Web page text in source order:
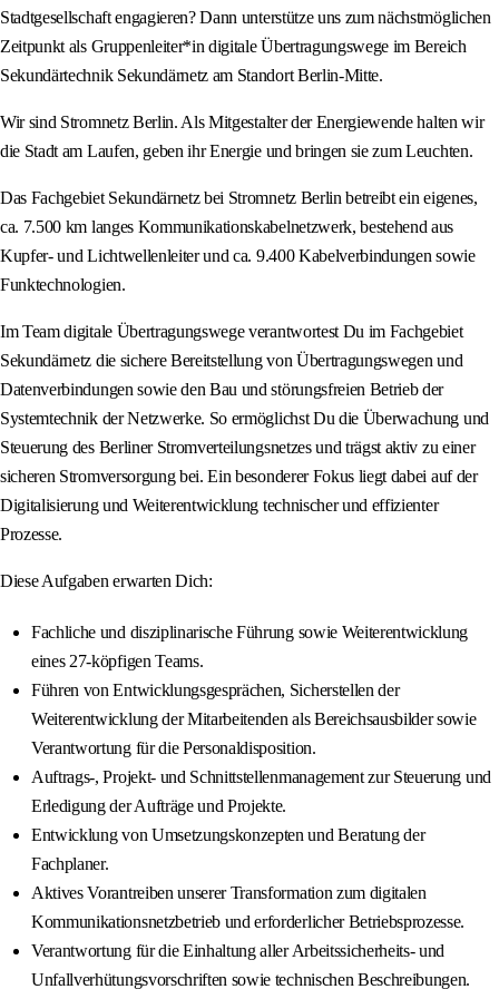
Stadtgesellschaft engagieren? Dann unterstütze uns zum nächstmöglichen
Zeitpunkt als Gruppenleiter*in digitale Übertragungswege im Bereich
Sekundärtechnik Sekundärnetz am Standort Berlin-Mitte.
Wir sind Stromnetz Berlin. Als Mitgestalter der Energiewende halten wir
die Stadt am Laufen, geben ihr Energie und bringen sie zum Leuchten.
Das Fachgebiet Sekundärnetz bei Stromnetz Berlin betreibt ein eigenes,
ca. 7.500 km langes Kommunikationskabelnetzwerk, bestehend aus
Kupfer- und Lichtwellenleiter und ca. 9.400 Kabelverbindungen sowie
Funktechnologien.
Im Team digitale Übertragungswege verantwortest Du im Fachgebiet
Sekundärnetz die sichere Bereitstellung von Übertragungswegen und
Datenverbindungen sowie den Bau und störungsfreien Betrieb der
Systemtechnik der Netzwerke. So ermöglichst Du die Überwachung und
Steuerung des Berliner Stromverteilungsnetzes und trägst aktiv zu einer
sicheren Stromversorgung bei. Ein besonderer Fokus liegt dabei auf der
Digitalisierung und Weiterentwicklung technischer und effizienter
Prozesse.
Diese Aufgaben erwarten Dich:
Fachliche und disziplinarische Führung sowie Weiterentwicklung
eines 27-köpfigen Teams.
Führen von Entwicklungsgesprächen, Sicherstellen der
Weiterentwicklung der Mitarbeitenden als Bereichsausbilder sowie
Verantwortung für die Personaldisposition.
Auftrags-, Projekt- und Schnittstellenmanagement zur Steuerung und
Erledigung der Aufträge und Projekte.
Entwicklung von Umsetzungskonzepten und Beratung der
Fachplaner.
Aktives Vorantreiben unserer Transformation zum digitalen
Kommunikationsnetzbetrieb und erforderlicher Betriebsprozesse.
Verantwortung für die Einhaltung aller Arbeitssicherheits- und
Unfallverhütungsvorschriften sowie technischen Beschreibungen.